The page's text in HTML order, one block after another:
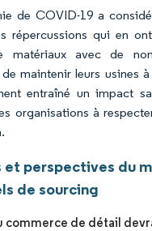
de COVID-19 a
répercussions qui en
matériaux avec de
maintenir leurs usines
entraîné un impact
organisations à
et perspectives du
de sourcing
commerce de détail